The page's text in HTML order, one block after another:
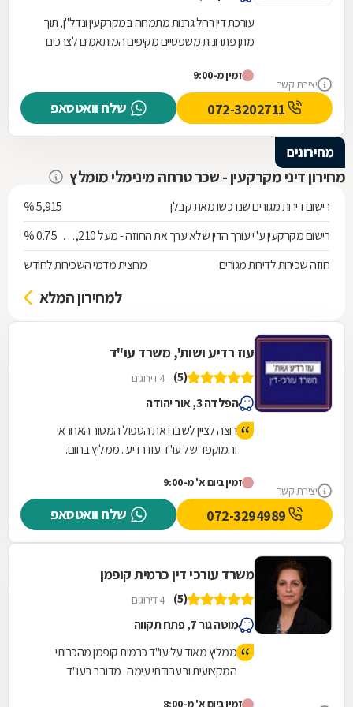
יצירת קשר
עורכת דין רחל גרנות מתמחה במקרקעין ונדל"ן, תוך
מתן פתרונות משפטיים מקיפים המותאמים לצרכים
זמין מ-9:00
שלח וואטסאפ
מחירונים
מחירון דיני מקרקעין - שכר טרחה מינימלי מומלץ
רישום דירות מגורים שנרכשו מאת קבלן
5,915 %
רישום מקרקעין ע"י עורך הדין שלא ערך את החוזה - מעל 538,210 ש"ח 0.75 %
חוזה שכירות לדירות מגורים
מחצית מדמי השכירות לחודש
למחירון המלא
יצירת קשר
עוז רדיע ושות', משרד עו"ד
(5) 4 דירוגים
הפלדה 3, אור יהודה
רוצה לציין לשבח את הטפול המסור האחראי
והמוקפד של עו"ד עוז רדיע . ממליץ בחום.
זמין ביום א' מ-9:00
שלח וואטסאפ
משרד עורכי דין כרמית קופמן
(5) 4 דירוגים
מוטה גור 7, פתח תקווה
ממליץ מאוד על עו"ד כרמית קופמן מהכרותי
המקצועית ובעבודתי עימה . מדובר בעו"ד
זמין ביום א' מ-8:00